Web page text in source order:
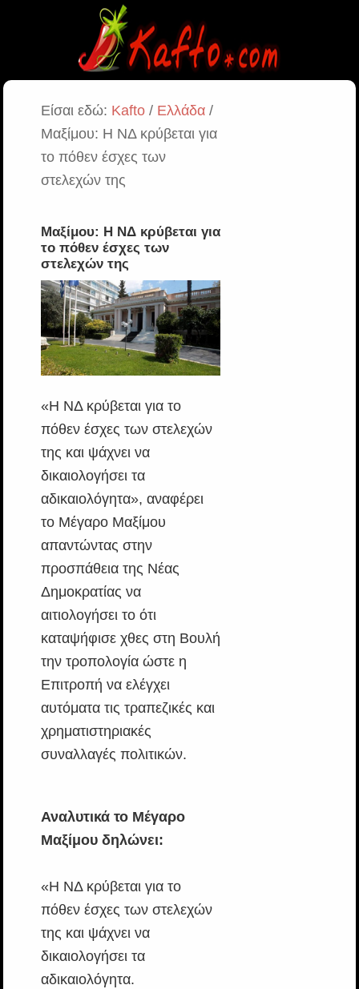
Είσαι εδώ: Kafto/ Ελλάδα/
Μαξίμου: Η ΝΔ κρύβεται για
το πόθεν έσχες των
στελεχών της
Μαξίμου: Η ΝΔ κρύβεται για
το πόθεν έσχες των
στελεχών της
«Η ΝΔ κρύβεται για το
πόθεν έσχες των στελεχών
της και ψάχνει να
δικαιολογήσει τα
αδικαιολόγητα», αναφέρει
το Μέγαρο Μαξίμου
απαντώντας στην
προσπάθεια της Νέας
Δημοκρατίας να
αιτιολογήσει το ότι
καταψήφισε χθες στη Βουλή
την τροπολογία ώστε η
Επιτροπή να ελέγχει
αυτόματα τις τραπεζικές και
χρηματιστηριακές
συναλλαγές πολιτικών.
Αναλυτικά το Μέγαρο
Μαξίμου δηλώνει:
«Η ΝΔ κρύβεται για το
πόθεν έσχες των στελεχών
της και ψάχνει να
δικαιολογήσει τα
αδικαιολόγητα.